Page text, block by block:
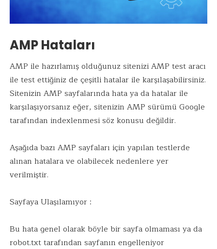
AMP Hataları
AMP ile hazırlamış olduğunuz sitenizi AMP test aracı
ile test ettiğiniz de çeşitli hatalar ile karşılaşabilirsiniz.
Sitenizin AMP sayfalarında hata ya da hatalar ile
karşılaşıyorsanız eğer, sitenizin AMP sürümü Google
tarafından indexlenmesi söz konusu değildir.
Aşağıda bazı AMP sayfaları için yapılan testlerde
alınan hatalara ve olabilecek nedenlere yer
verilmiştir.
Sayfaya Ulaşılamıyor :
Bu hata genel olarak böyle bir sayfa olmaması ya da
robot.txt tarafından sayfanın engelleniyor